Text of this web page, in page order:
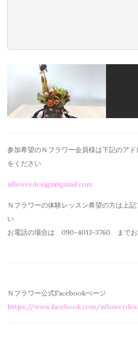
参加希望のＮフラワー会員様は下記のア
を ください
nflowerdesign@gmail.com
Ｎフラワーの体験レッスン希望の方は上
い
お電話の場合は 090-4013-3760 までお
Ｎフラワー公式Facebookぺージ
https://www.facebook.com/